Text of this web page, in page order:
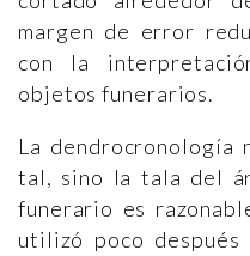
margen de error
con la
objetos funerarios.
La dendrocronología
tal, sino la tala del
funerario es
utilizó poco